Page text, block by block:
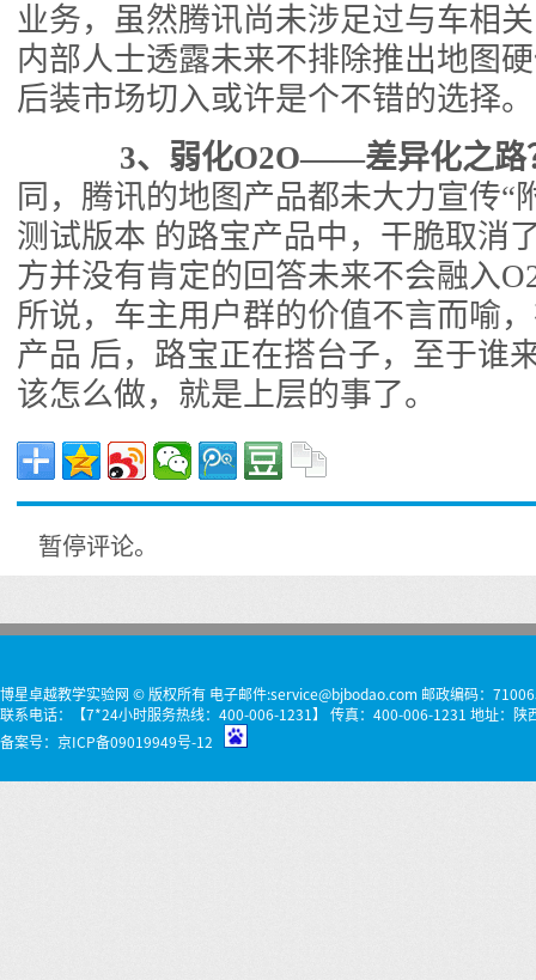
业务，虽然腾讯尚未涉足过与车相
内部人士透露未来不排除推出地图
后装市场切入或许是个不错的选择。
3、弱化O2O——差异化之路
同，腾讯的地图产品都未大力宣传“
测试版本 的路宝产品中，干脆取消
方并没有肯定的回答未来不会融入
所说，车主用户群的价值不言而喻
产品 后，路宝正在搭台子，至于谁
该怎么做，就是上层的事了。
暂停评论。
博星卓越教学实验网 © 版权所有 电子邮件:service@bjbodao.com 邮政编码：
联系电话：【7*24小时服务热线：400-006-1231】 传真：400-006-1231 地址：陕
备案号： 京ICP备09019949号-12